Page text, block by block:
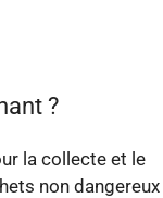
?
la collecte et le
non dangereux